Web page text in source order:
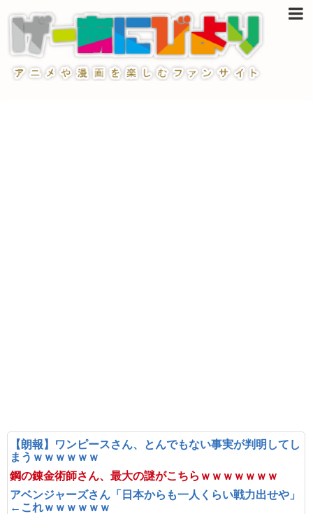
【朗報】ワンピースさん、とんでもない事実が判明してし
まうｗｗｗｗｗｗ
鋼の錬金術師さん、最大の謎がこちらｗｗｗｗｗｗｗ
アベンジャーズさん「日本からも一人くらい戦力出せや」
←これｗｗｗｗｗｗ